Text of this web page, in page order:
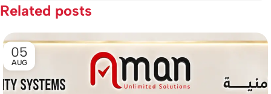
Related posts
05
AUG